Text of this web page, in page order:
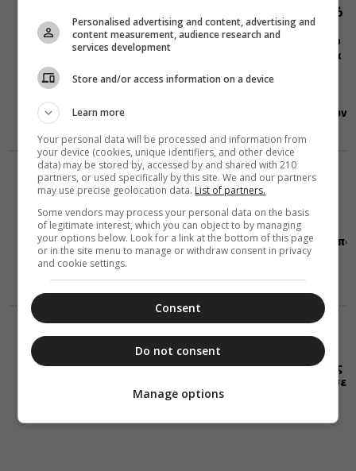
Ερυθρό Σταυρό
με δωρεά
επιχειρησιακού
εξοπλισμού για
αντιμετώπιση
καταστροφικών
ΔΙΑΛΟΓΟΣ
07 Αυγούστου 2026
19:40
Η Μονή της
Χώρας στην
07 Αυγούστου 2026
Η “Κιβωτός της
Ορθοδοξίας” σε
Personalised advertising and content, advertising and
content measurement, audience research and
services development
Store and/or access information on a device
Learn more
Your personal data will be processed and information from
your device (cookies, unique identifiers, and other device
data) may be stored by, accessed by and shared with 210
partners, or used specifically by this site. We and our partners
may use precise geolocation data. List of partners.
Some vendors may process your personal data on the basis
of legitimate interest, which you can object to by managing
your options below. Look for a link at the bottom of this page
or in the site menu to manage or withdraw consent in privacy
and cookie settings.
Consent
Do not consent
Manage options